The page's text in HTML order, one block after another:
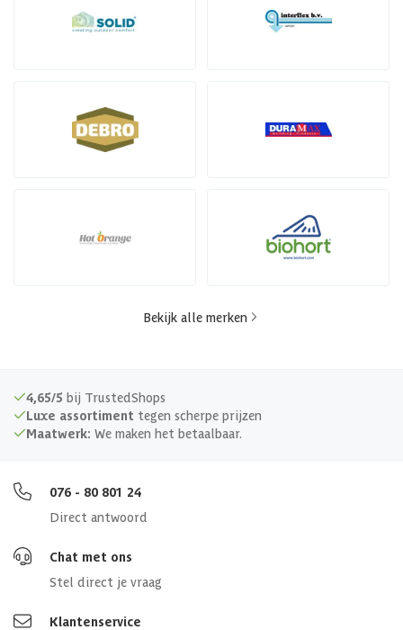
Bekijk alle merken
4,65/5 bij TrustedShops
Luxe assortiment tegen scherpe prijzen
Maatwerk: We maken het betaalbaar.
076 - 80 801 24
Direct antwoord
Chat met ons
Stel direct je vraag
Klantenservice